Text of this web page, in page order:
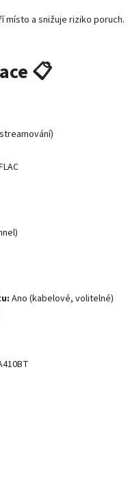
místo a snižuje riziko poruch.
📋
Ano (kabelové, volitelné)